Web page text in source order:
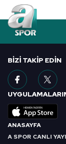
Çerezlere
vasıtasıyla
için Ayarlar
6698 sayılı
hazırlanmış
ilgili mevzuata
ANASAYFA
A SPOR CANLI
BIZI TAKIP EDIN